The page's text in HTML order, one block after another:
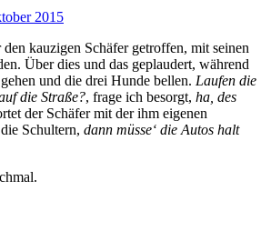
2015
kauzigen Schäfer getroffen, mit seinen
Über dies und das geplaudert, während
und die drei Hunde bellen. Laufen die
die Straße?, frage ich besorgt, ha, des
der Schäfer mit der ihm eigenen
Schultern, dann müsse‘ die Autos halt